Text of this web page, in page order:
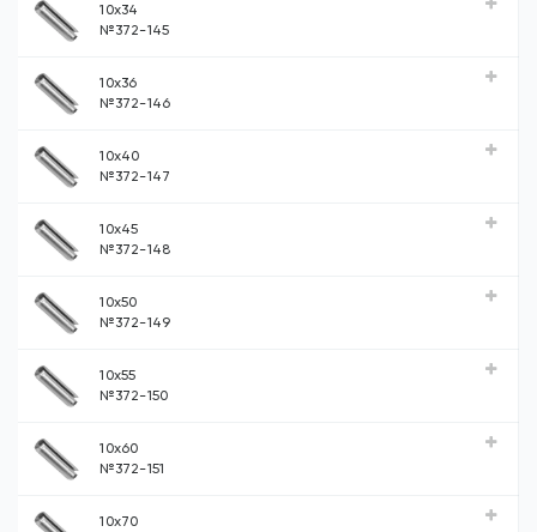
10x34
№372-145
10x36
№372-146
10x40
№372-147
10x45
№372-148
10x50
№372-149
10x55
№372-150
10x60
№372-151
10x70